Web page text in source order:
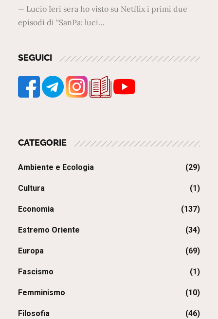
— Lucio Ieri sera ho visto su Netflix i primi due
episodi di “SanPa: luci…
SEGUICI
CATEGORIE
Ambiente e Ecologia (29)
Cultura (1)
Economia (137)
Estremo Oriente (34)
Europa (69)
Fascismo (1)
Femminismo (10)
Filosofia (46)